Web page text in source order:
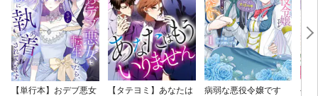
【単行本】おデブ悪女
【タテヨミ】あなたは
病弱な悪役令嬢です
公